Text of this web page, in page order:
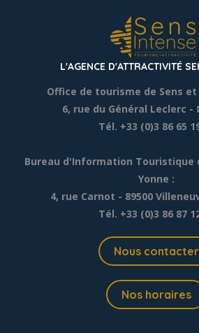
L'AGENCE D'ATTRACTIVITÉ
Office de tourisme de Sens et
6, rue du Général Leclerc -
Tél. +33 (0)3 86 65
Bureau d'Information Touristique
Yonne :
4, rue Carnot - 89500
Tél. +33 (0)3 86 87
Nous contacter
Nos horaires